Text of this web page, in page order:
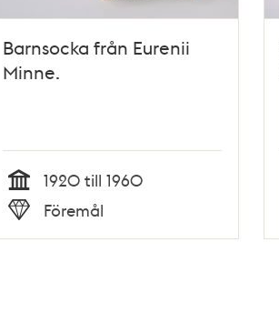
Barnsocka från Eurenii
Minne.
Tid
1920 till 1960
Typ
Föremål